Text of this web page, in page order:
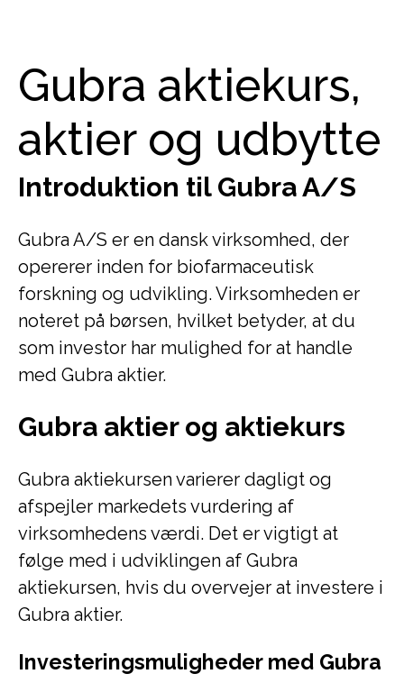
Gubra aktiekurs,
aktier og udbytte
Introduktion til Gubra A/S
Gubra A/S er en dansk virksomhed, der
opererer inden for biofarmaceutisk
forskning og udvikling. Virksomheden er
noteret på børsen, hvilket betyder, at du
som investor har mulighed for at handle
med Gubra aktier.
Gubra aktier og aktiekurs
Gubra aktiekursen varierer dagligt og
afspejler markedets vurdering af
virksomhedens værdi. Det er vigtigt at
følge med i udviklingen af Gubra
aktiekursen, hvis du overvejer at investere i
Gubra aktier.
Investeringsmuligheder med Gubra